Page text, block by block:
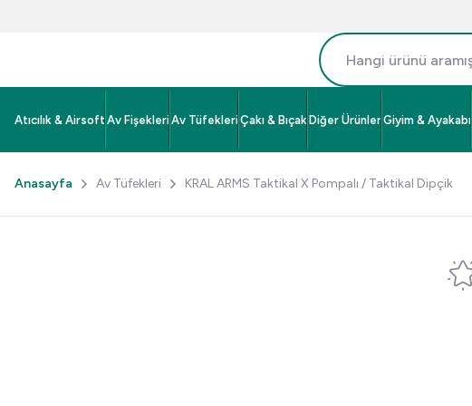
Atıcılık & Airsoft Av Fişekleri Av Tüfekleri Çakı & Bıçak Diğer Ürünler Giyim & Ayakabı
Anasayfa Av Tüfekleri KRAL ARMS Taktikal X Pompalı / Taktikal Dipçik